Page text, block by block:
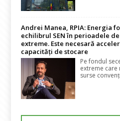
Andrei Manea, RPIA: Energia
echilibrul SEN în perioadele
extreme. Este necesară
capacități de stocare
Pe fondul
extreme
surse